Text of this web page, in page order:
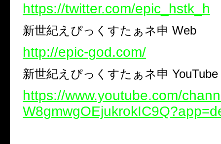
https://twitter.com/epic_hstk_h
新世紀えぴっくすたぁネ申 Web
http://epic-god.com/
新世紀えぴっくすたぁネ申 YouTube
https://www.youtube.com/